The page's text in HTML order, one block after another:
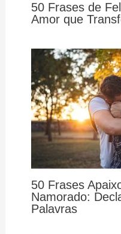
50 Frases de
Amor que
50 Frases
Namorado:
Palavras